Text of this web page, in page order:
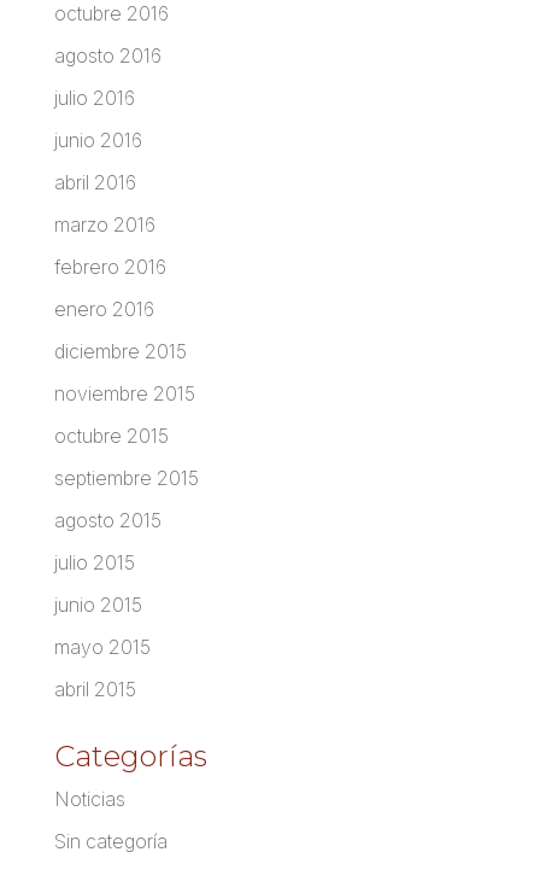
octubre 2016
agosto 2016
julio 2016
junio 2016
abril 2016
marzo 2016
febrero 2016
enero 2016
diciembre 2015
noviembre 2015
octubre 2015
septiembre 2015
agosto 2015
julio 2015
junio 2015
mayo 2015
abril 2015
Categorías
Noticias
Sin categoría